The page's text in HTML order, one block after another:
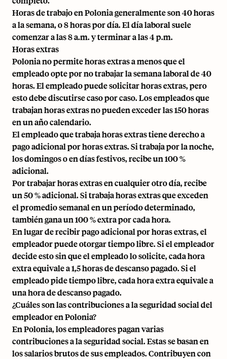
Horas de trabajo en Poloniageneralmente son 40 horas
a la semana, o 8 horas por día. El día laboral suele
comenzar a las 8 a.m. y terminar a las 4 p.m.
Horas extras
Polonia no permite horas extras a menos que el
empleado opte por no trabajar la semana laboral de 40
horas. El empleado puede solicitar horas extras, pero
esto debe discutirse caso por caso. Los empleados que
trabajan horas extras no pueden exceder las 150 horas
en un año calendario.
El empleado que trabaja horas extras tiene derecho a
pago adicional por horas extras. Si trabaja por la noche,
los domingos o en días festivos, recibe un 100 %
adicional.
Por trabajar horas extras en cualquier otro día, recibe
un 50 % adicional. Si trabaja horas extras que exceden
el promedio semanal en un período determinado,
también gana un 100 % extra por cada hora.
En lugar de recibir pago adicional por horas extras, el
empleador puede otorgar tiempo libre. Si el empleador
decide esto sin que el empleado lo solicite, cada hora
extra equivale a 1,5 horas de descanso pagado. Si el
empleado pide tiempo libre, cada hora extra equivale a
una hora de descanso pagado.
¿Cuáles son las contribuciones a la seguridad social del
empleador en Polonia?
En Polonia, los empleadores pagan varias
contribuciones a la seguridad social. Estas se basan en
los salarios brutos de sus empleados. Contribuyen con